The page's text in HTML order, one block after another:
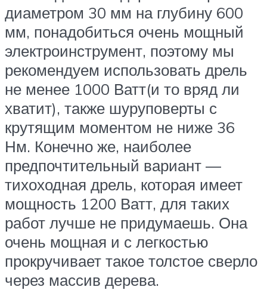
диаметром 30 мм на глубину 600
мм, понадобиться очень мощный
электроинструмент, поэтому мы
рекомендуем использовать дрель
не менее 1000 Ватт(и то вряд ли
хватит), также шуруповерты с
крутящим моментом не ниже 36
Нм. Конечно же, наиболее
предпочтительный вариант —
тихоходная дрель, которая имеет
мощность 1200 Ватт, для таких
работ лучше не придумаешь. Она
очень мощная и с легкостью
прокручивает такое толстое сверло
через массив дерева.